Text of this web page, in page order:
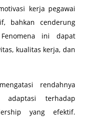
kerja pegawai
bahkan cenderung
ini dapat
kualitas kerja, dan
rendahnya
terhadap
yang efektif.